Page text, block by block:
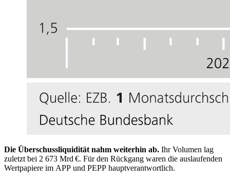
Die Überschussliquidität nahm weiterhin ab. Ihr Volumen lag
zuletzt bei 2 673 Mrd €. Für den Rückgang waren die auslaufenden
Wertpapiere im APP und PEPP hauptverantwortlich.